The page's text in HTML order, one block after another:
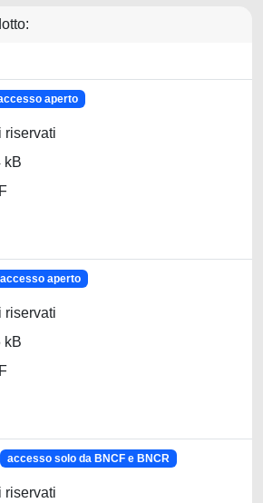
aperto
riservati
kB
accesso aperto
riservati
kB
accesso solo da BNCF e BNCR
riservati